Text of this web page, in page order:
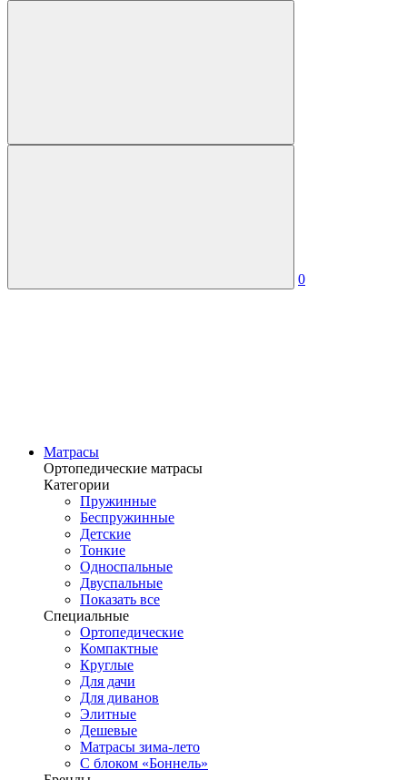
0
Матрасы
Ортопедические матрасы
Категории
Пружинные
Беспружинные
Детские
Тонкие
Односпальные
Двуспальные
Показать все
Специальные
Ортопедические
Компактные
Круглые
Для дачи
Для диванов
Элитные
Дешевые
Матрасы зима-лето
С блоком «Боннель»